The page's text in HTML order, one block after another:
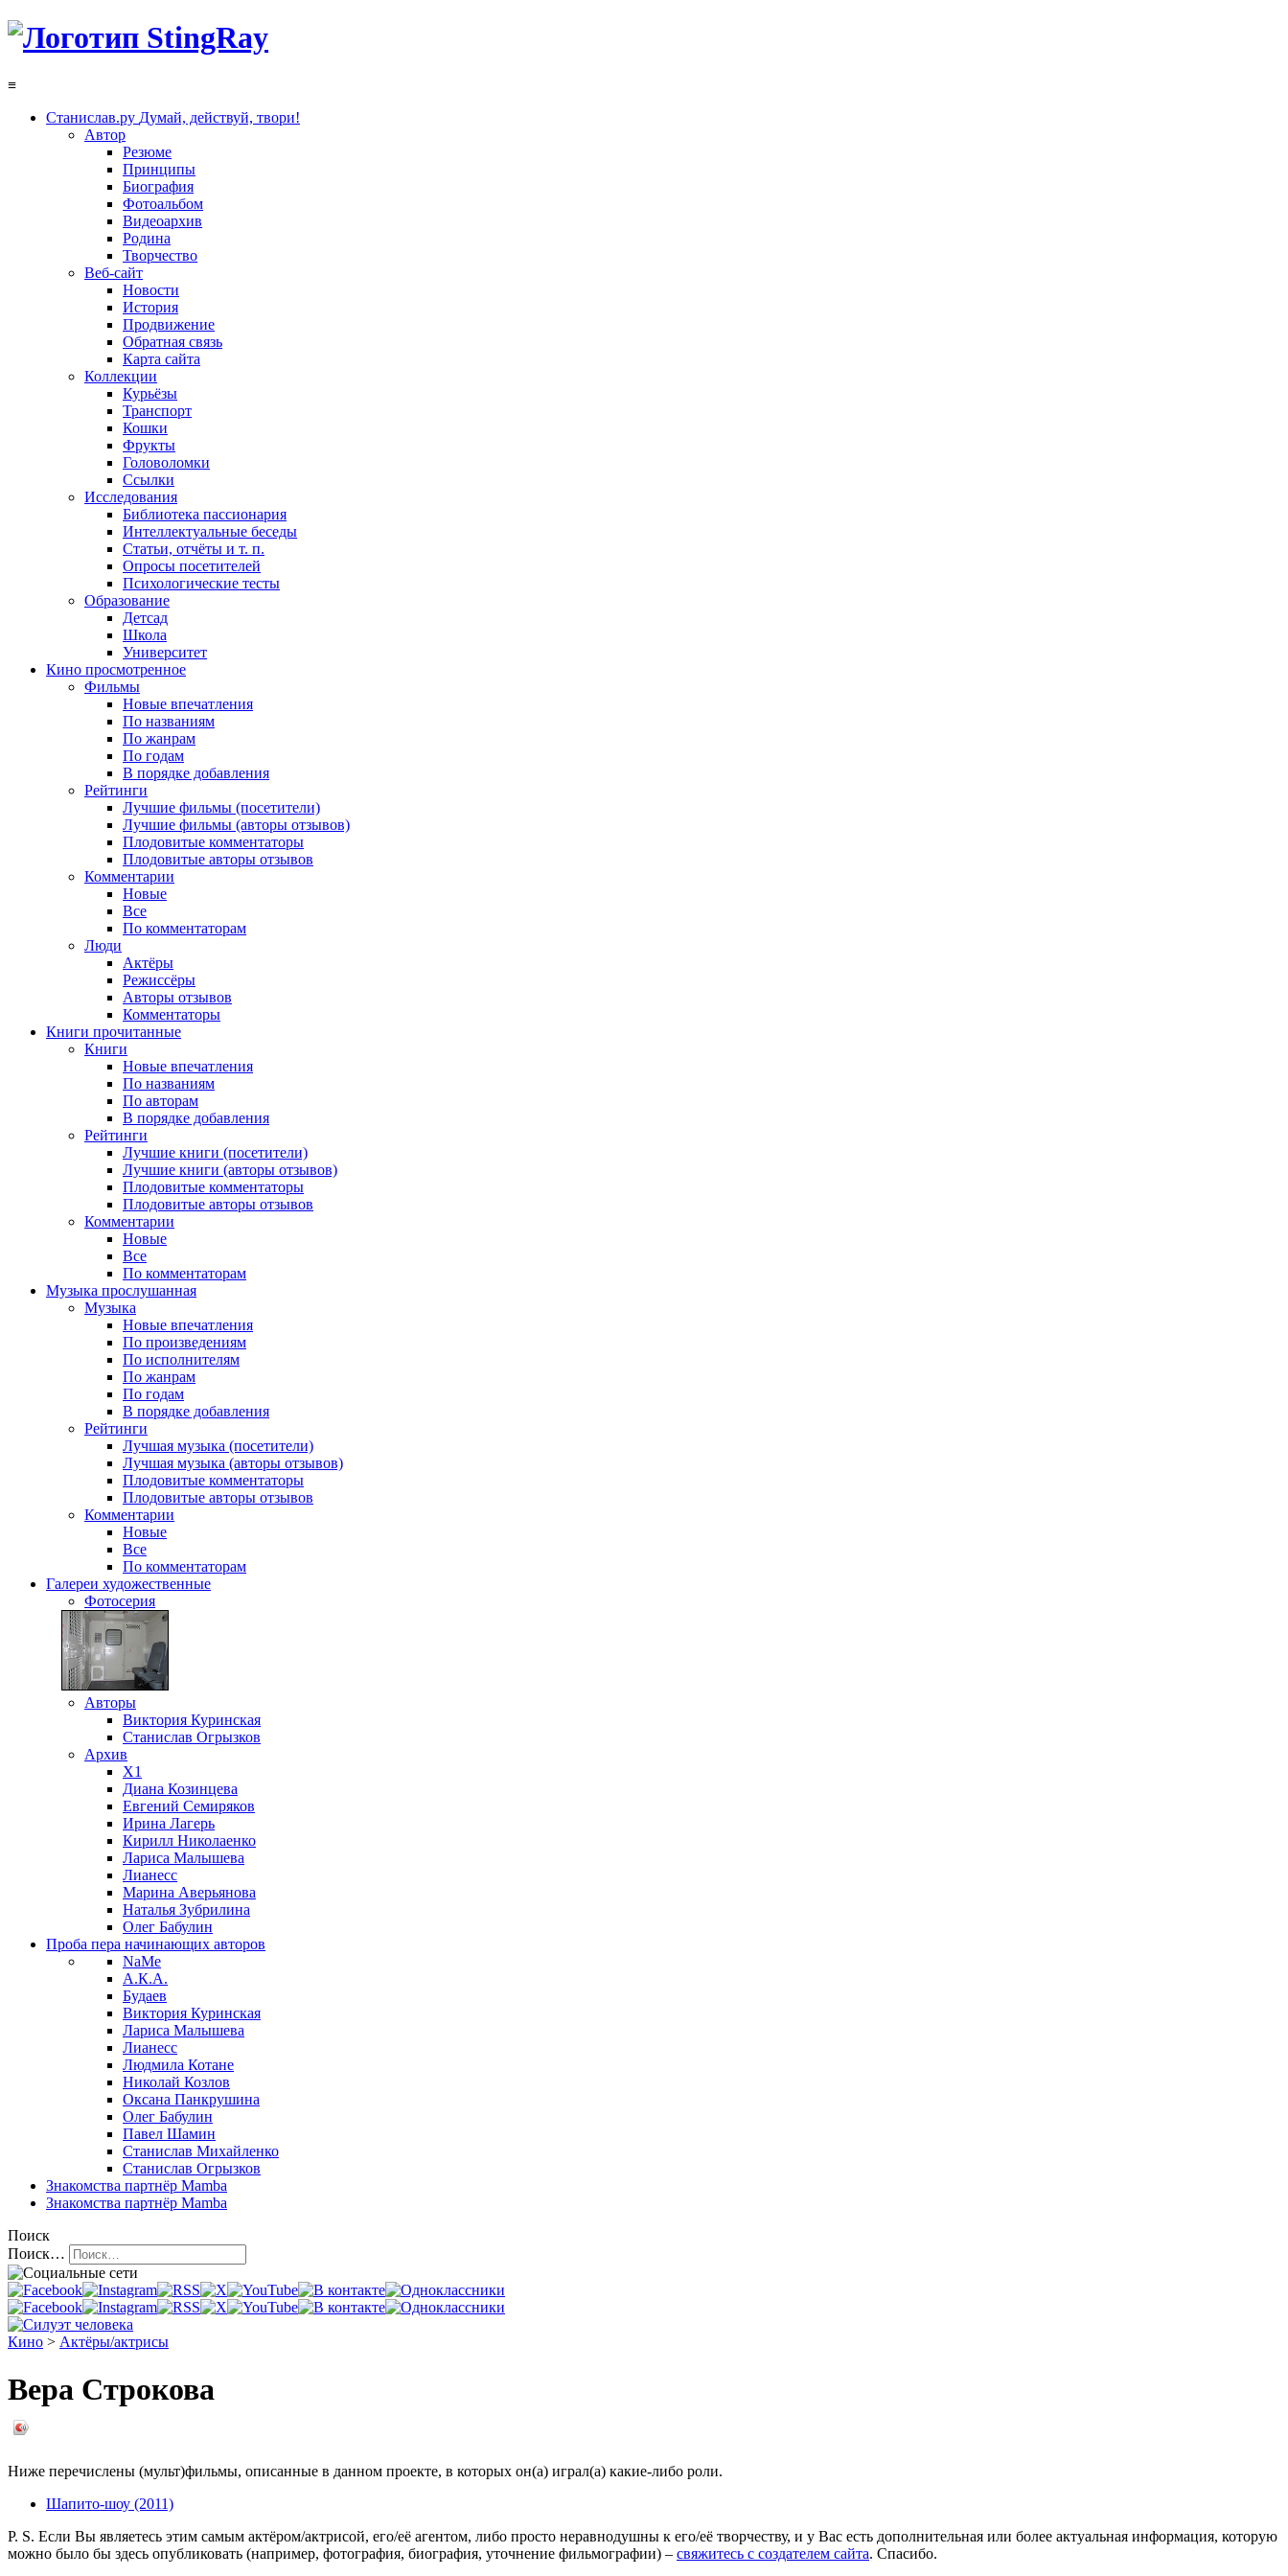
≡
Станислав.ру Думай, действуй, твори!
Автор
Резюме
Принципы
Биография
Фотоальбом
Видеоархив
Родина
Творчество
Веб-сайт
Новости
История
Продвижение
Обратная связь
Карта сайта
Коллекции
Курьёзы
Транспорт
Кошки
Фрукты
Головоломки
Ссылки
Исследования
Библиотека пассионария
Интеллектуальные беседы
Статьи, отчёты и т. п.
Опросы посетителей
Психологические тесты
Образование
Детсад
Школа
Университет
Кино просмотренное
Фильмы
Новые впечатления
По названиям
По жанрам
По годам
В порядке добавления
Рейтинги
Лучшие фильмы (посетители)
Лучшие фильмы (авторы отзывов)
Плодовитые комментаторы
Плодовитые авторы отзывов
Комментарии
Новые
Все
По комментаторам
Люди
Актёры
Режиссёры
Авторы отзывов
Комментаторы
Книги прочитанные
Книги
Новые впечатления
По названиям
По авторам
В порядке добавления
Рейтинги
Лучшие книги (посетители)
Лучшие книги (авторы отзывов)
Плодовитые комментаторы
Плодовитые авторы отзывов
Комментарии
Новые
Все
По комментаторам
Музыка прослушанная
Музыка
Новые впечатления
По произведениям
По исполнителям
По жанрам
По годам
В порядке добавления
Рейтинги
Лучшая музыка (посетители)
Лучшая музыка (авторы отзывов)
Плодовитые комментаторы
Плодовитые авторы отзывов
Комментарии
Новые
Все
По комментаторам
Галереи художественные
Фотосерия
Авторы
Виктория Куринская
Станислав Огрызков
Архив
X1
Диана Козинцева
Евгений Семиряков
Ирина Лагерь
Кирилл Николаенко
Лариса Малышева
Лианесс
Марина Аверьянова
Наталья Зубрилина
Олег Бабулин
Проба пера начинающих авторов
NaMe
А.К.А.
Будаев
Виктория Куринская
Лариса Малышева
Лианесс
Людмила Котане
Николай Козлов
Оксана Панкрушина
Олег Бабулин
Павел Шамин
Станислав Михайленко
Станислав Огрызков
Знакомства партнёр Mamba
Знакомства партнёр Mamba
Поиск
Поиск…
Кино > Актёры/актрисы
Вера Строкова
Ниже перечислены (мульт)фильмы, описанные в данном проекте, в которых он(а) играл(а) какие-либо роли.
Шапито-шоу (2011)
P. S. Если Вы являетесь этим самым актёром/актрисой, его/её агентом, либо просто неравнодушны к его/её творчеству, и у Вас есть дополнительная или более актуальная информация, которую
можно было бы здесь опубликовать (например, фотография, биография, уточнение фильмографии) – свяжитесь с создателем сайта. Спасибо.